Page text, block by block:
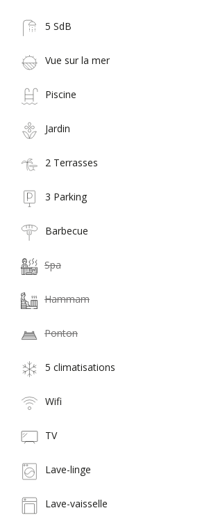
5 SdB
Vue sur la mer
Piscine
Jardin
2 Terrasses
3 Parking
Barbecue
Spa
Hammam
Ponton
5 climatisations
Wifi
TV
Lave-linge
Lave-vaisselle